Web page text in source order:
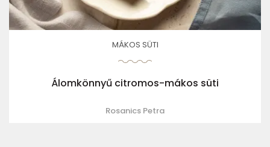
MÁKOS SÜTI
Álomkönnyű citromos-mákos süti
Rosanics Petra